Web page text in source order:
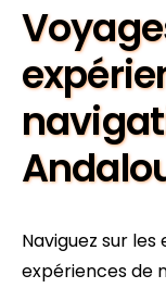
Naviguez sur
expériences de